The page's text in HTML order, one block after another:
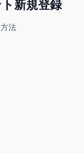
新規登録
法